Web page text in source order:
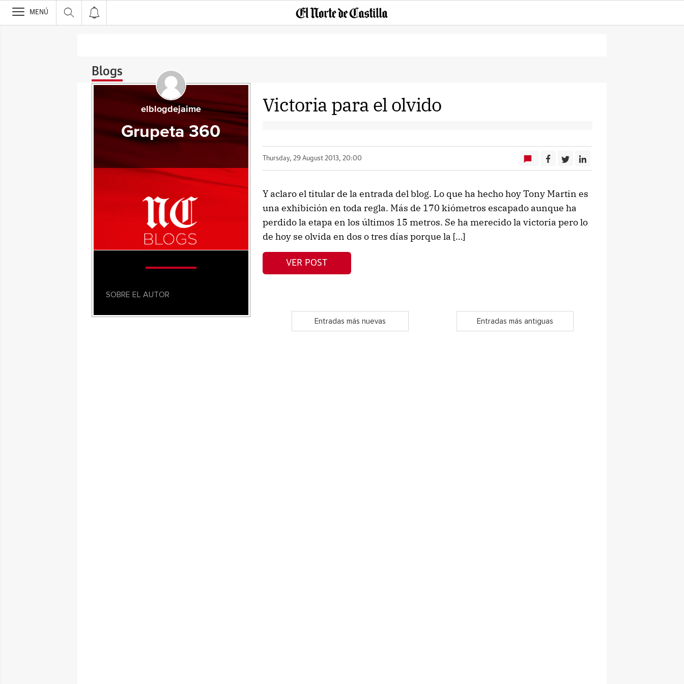
>
MENÚ
Blogs
Victoria para el olvido
Thursday, 29 August 2013, 20:00
Y aclaro el titular de la entrada del blog. Lo que ha hecho hoy Tony Martin es
una exhibición en toda regla. Más de 170 kiómetros escapado aunque ha
perdido la etapa en los últimos 15 metros. Se ha merecido la victoria pero lo
de hoy se olvida en dos o tres días porque la […]
VER POST
Entradas más nuevas Entradas más antiguas
elblogdejaime
Grupeta 360
SOBRE EL AUTOR